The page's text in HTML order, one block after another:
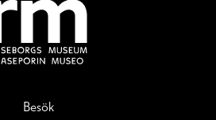
Besök